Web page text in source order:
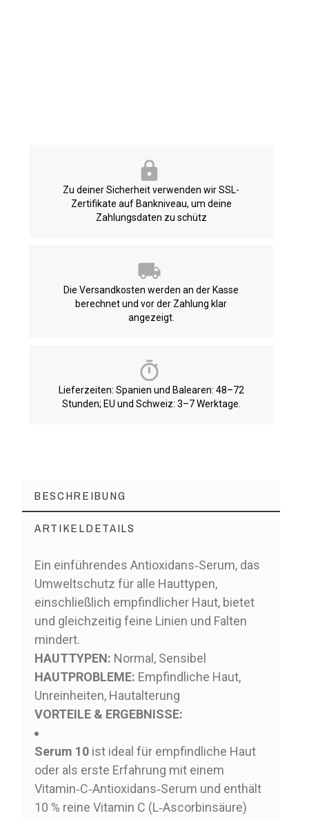
Zu deiner Sicherheit verwenden wir SSL-
Zertifikate auf Bankniveau, um deine
Zahlungsdaten zu schütz
Die Versandkosten werden an der Kasse
berechnet und vor der Zahlung klar
angezeigt.
Lieferzeiten: Spanien und Balearen: 48–72
Stunden; EU und Schweiz: 3–7 Werktage.
BESCHREIBUNG
ARTIKELDETAILS
Ein einführendes Antioxidans‑Serum, das
Umweltschutz für alle Hauttypen,
einschließlich empfindlicher Haut, bietet
und gleichzeitig feine Linien und Falten
mindert.
HAUTTYPEN: Normal, Sensibel
HAUTPROBLEME: Empfindliche Haut,
Unreinheiten, Hautalterung
VORTEILE & ERGEBNISSE:
Serum 10ist ideal für empfindliche Haut
oder als erste Erfahrung mit einem
Vitamin‑C‑Antioxidans‑Serum und enthält
10 % reine Vitamin C (L‑Ascorbinsäure)